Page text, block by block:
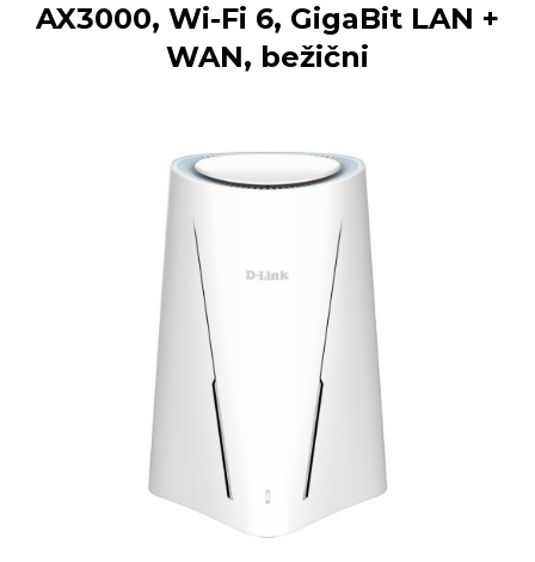
AX3000, Wi-Fi 6, GigaBit LAN +
WAN, bežični